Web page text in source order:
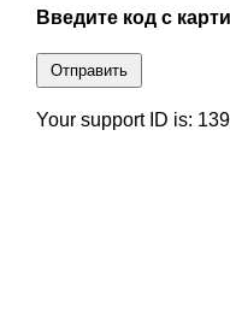
Введите код с
Отправить
Your support ID is: